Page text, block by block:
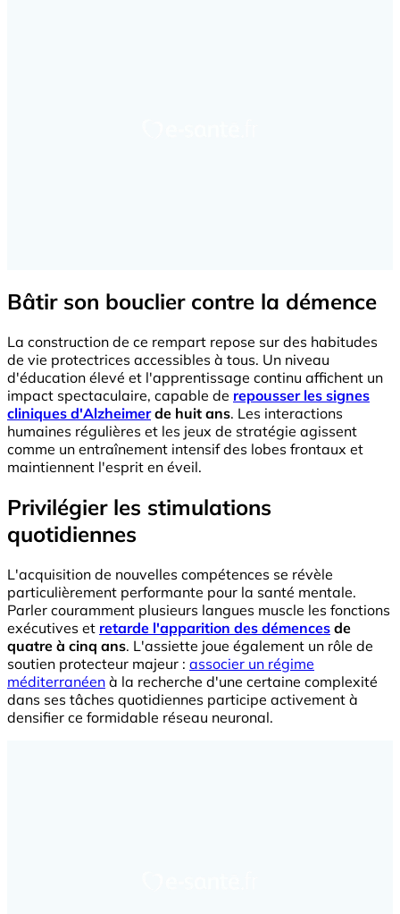
Bâtir son bouclier contre la démence
La construction de ce rempart repose sur des habitudes
de vie protectrices accessibles à tous. Un niveau
d'éducation élevé et l'apprentissage continu affichent un
impact spectaculaire, capable de repousser les signes
cliniques d'Alzheimerde huit ans. Les interactions
humaines régulières et les jeux de stratégie agissent
comme un entraînement intensif des lobes frontaux et
maintiennent l'esprit en éveil.
Privilégier les stimulations
quotidiennes
L'acquisition de nouvelles compétences se révèle
particulièrement performante pour la santé mentale.
Parler couramment plusieurs langues muscle les fonctions
exécutives et retarde l'apparition des démences de
quatre à cinq ans. L'assiette joue également un rôle de
soutien protecteur majeur : associer un régime
méditerranéen à la recherche d'une certaine complexité
dans ses tâches quotidiennes participe activement à
densifier ce formidable réseau neuronal.